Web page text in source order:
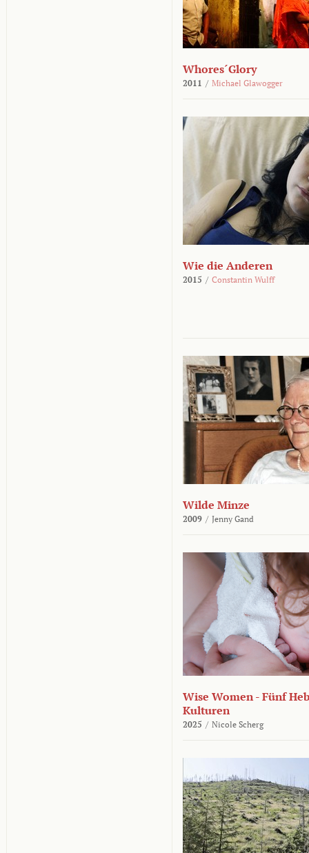
Whores´Glory
2011 / Michael Glawogger
Wie die Anderen
2015 / Constantin Wulff
Wilde Minze
2009 / Jenny Gand
Wise Women - Fünf
Kulturen
2025 / Nicole Scherg